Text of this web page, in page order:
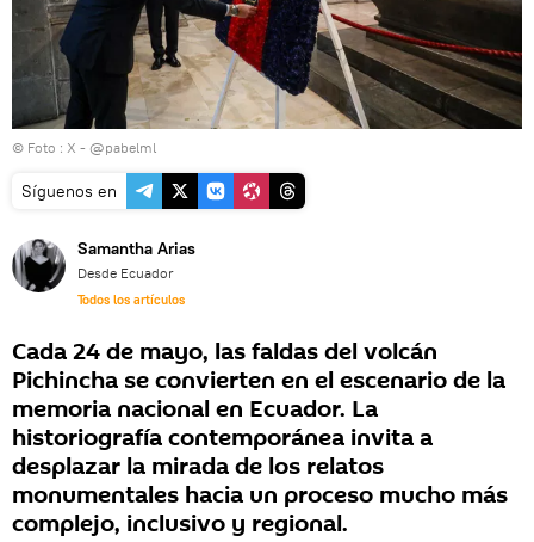
© Foto : X - @pabelml
Síguenos en
Samantha Arias
Desde Ecuador
Todos los artículos
Cada 24 de mayo, las faldas del volcán
Pichincha se convierten en el escenario de la
memoria nacional en Ecuador. La
historiografía contemporánea invita a
desplazar la mirada de los relatos
monumentales hacia un proceso mucho más
complejo, inclusivo y regional.